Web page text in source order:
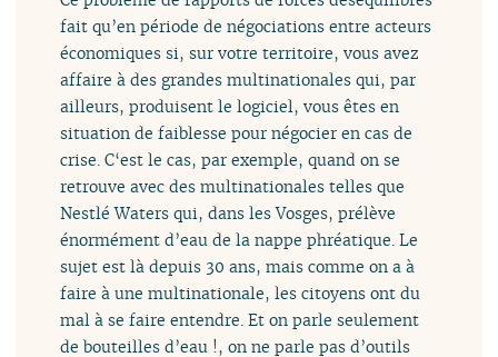
fait qu’en période de négociations entre acteurs
économiques si, sur votre territoire, vous avez
affaire à des grandes multinationales qui, par
ailleurs, produisent le logiciel, vous êtes en
situation de faiblesse pour négocier en cas de
crise. C‘est le cas, par exemple, quand on se
retrouve avec des multinationales telles que
Nestlé Waters qui, dans les Vosges, prélève
énormément d’eau de la nappe phréatique. Le
sujet est là depuis 30 ans, mais comme on a à
faire à une multinationale, les citoyens ont du
mal à se faire entendre. Et on parle seulement
de bouteilles d’eau !, on ne parle pas d’outils